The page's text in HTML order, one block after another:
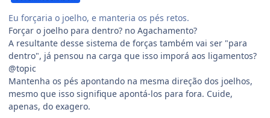
Eu forçaria o joelho, e manteria os pés retos.
Forçar o joelho para dentro? no Agachamento?
A resultante desse sistema de forças também vai ser "para
dentro", já pensou na carga que isso imporá aos ligamentos?
@topic
Mantenha os pés apontando na mesma direção dos joelhos,
mesmo que isso signifique apontá-los para fora. Cuide,
apenas, do exagero.